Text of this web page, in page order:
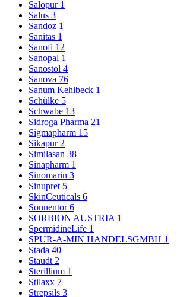
Salopur 1
Salus 3
Sandoz 1
Sanitas 1
Sanofi 12
Sanopal 1
Sanostol 4
Sanova 76
Sanum Kehlbeck 1
Schülke 5
Schwabe 13
Sidroga Pharma 21
Sigmapharm 15
Sikapur 2
Similasan 38
Sinapharm 1
Sinomarin 3
Sinupret 5
SkinCeuticals 6
Sonnentor6
SORBION AUSTRIA 1
SpermidineLife 1
SPUR-A-MIN HANDELSGMBH 1
Stada 40
Staudt 2
Sterillium 1
Stilaxx 7
Strepsils 3